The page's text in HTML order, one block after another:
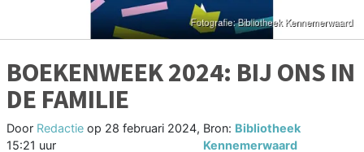
BOEKENWEEK 2024: BIJ ONS IN
DE FAMILIE
Door Redactie op 28 februari 2024,
15:21 uur
Bron: Bibliotheek
Kennemerwaard